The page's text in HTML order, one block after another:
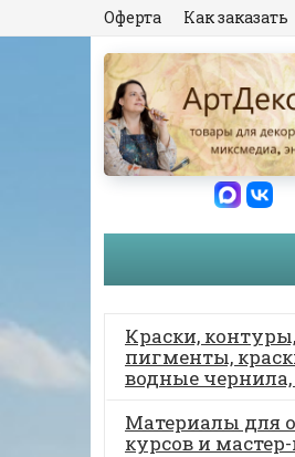
Оферта Как заказать
Краски, контуры,
пигменты,
водные чернила,
Материалы для
курсов и